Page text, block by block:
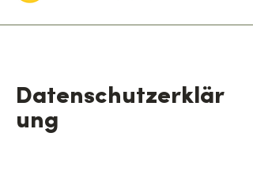
Datenschutzerklär
ung